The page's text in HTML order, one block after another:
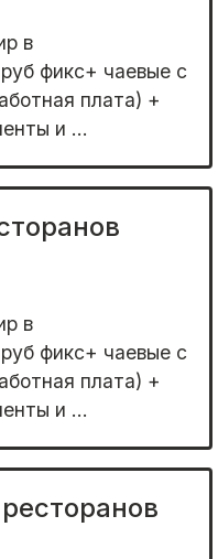
в
фикс+ чаевые с
плата) +
и ...
в
фикс+ чаевые с
плата) +
и ...